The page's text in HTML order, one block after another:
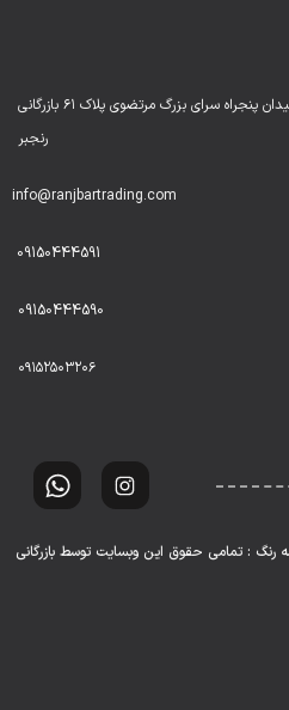
ادرس ما:میدان پنجراه سرای بزرگ مرتضوی پلاک ۶۱ بازرگانی
رنجبر
info@ranjbartrading.com
09150444591
09150444590
۰۹۱۵۲۵۰۳۲۰۶
رنگ : تمامی حقوق این وبسایت توسط بازرگانی